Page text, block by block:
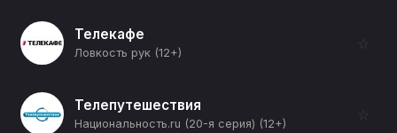
Телекафе
Ловкость рук (12+)
☆
Телепутешествия
Национальность.ru (20-я серия) (12+)
☆